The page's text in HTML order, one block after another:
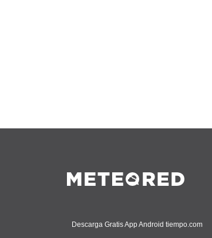
Descarga Gratis App Android tiempo.com